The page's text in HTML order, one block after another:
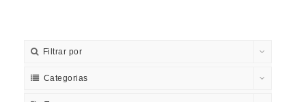
Filtrar por
Categorias